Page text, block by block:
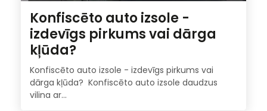
Konfiscēto auto izsole -
izdevīgs pirkums vai dārga
kļūda?
Konfiscēto auto izsole - izdevīgs pirkums vai
dārga kļūda? Konfiscēto auto izsole daudzus
vilina ar...